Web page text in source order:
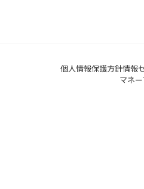
個人情報保護方針情報
マネ